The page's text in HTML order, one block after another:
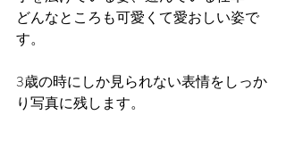
どんなところも可愛くて愛おしい姿で
す。
3歳の時にしか見られない表情をしっか
り写真に残します。